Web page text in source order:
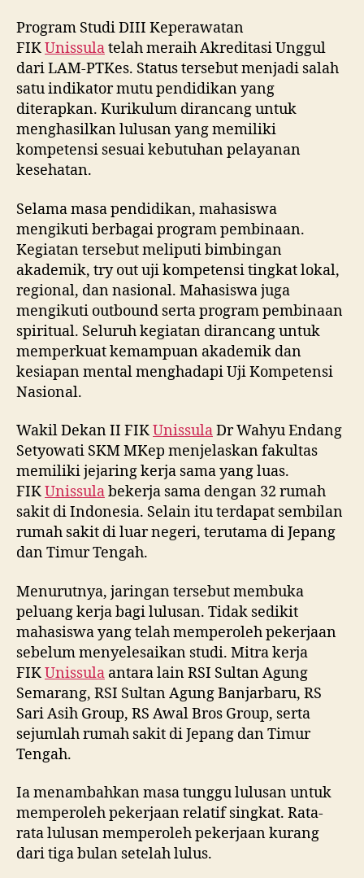
Program Studi DIII Keperawatan
FIKUnissulatelah meraih Akreditasi Unggul
dari LAM-PTKes. Status tersebut menjadi salah
satu indikator mutu pendidikan yang
diterapkan. Kurikulum dirancang untuk
menghasilkan lulusan yang memiliki
kompetensi sesuai kebutuhan pelayanan
kesehatan.
Selama masa pendidikan, mahasiswa
mengikuti berbagai program pembinaan.
Kegiatan tersebut meliputi bimbingan
akademik, try out uji kompetensi tingkat lokal,
regional, dan nasional. Mahasiswa juga
mengikuti outbound serta program pembinaan
spiritual. Seluruh kegiatan dirancang untuk
memperkuat kemampuan akademik dan
kesiapan mental menghadapi Uji Kompetensi
Nasional.
Wakil Dekan II FIKUnissulaDr Wahyu Endang
Setyowati SKM MKep menjelaskan fakultas
memiliki jejaring kerja sama yang luas.
FIKUnissulabekerja sama dengan 32 rumah
sakit di Indonesia. Selain itu terdapat sembilan
rumah sakit di luar negeri, terutama di Jepang
dan Timur Tengah.
Menurutnya, jaringan tersebut membuka
peluang kerja bagi lulusan. Tidak sedikit
mahasiswa yang telah memperoleh pekerjaan
sebelum menyelesaikan studi. Mitra kerja
FIKUnissula antara lain RSI Sultan Agung
Semarang, RSI Sultan Agung Banjarbaru, RS
Sari Asih Group, RS Awal Bros Group, serta
sejumlah rumah sakit di Jepang dan Timur
Tengah.
Ia menambahkan masa tunggu lulusan untuk
memperoleh pekerjaan relatif singkat. Rata-
rata lulusan memperoleh pekerjaan kurang
dari tiga bulan setelah lulus.